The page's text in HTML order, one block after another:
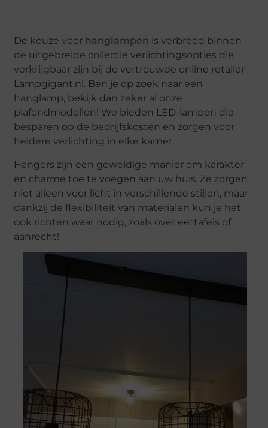
De keuze voor hanglampen is verbreed binnen
de uitgebreide collectie verlichtingsopties die
verkrijgbaar zijn bij de vertrouwde online retailer
Lampgigant.nl. Ben je op zoek naar een
hanglamp, bekijk dan zeker al onze
plafondmodellen! We bieden LED-lampen die
besparen op de bedrijfskosten en zorgen voor
heldere verlichting in elke kamer.
Hangers zijn een geweldige manier om karakter
en charme toe te voegen aan uw huis. Ze zorgen
niet alleen voor licht in verschillende stijlen, maar
dankzij de flexibiliteit van materialen kun je het
ook richten waar nodig, zoals over eettafels of
aanrecht!